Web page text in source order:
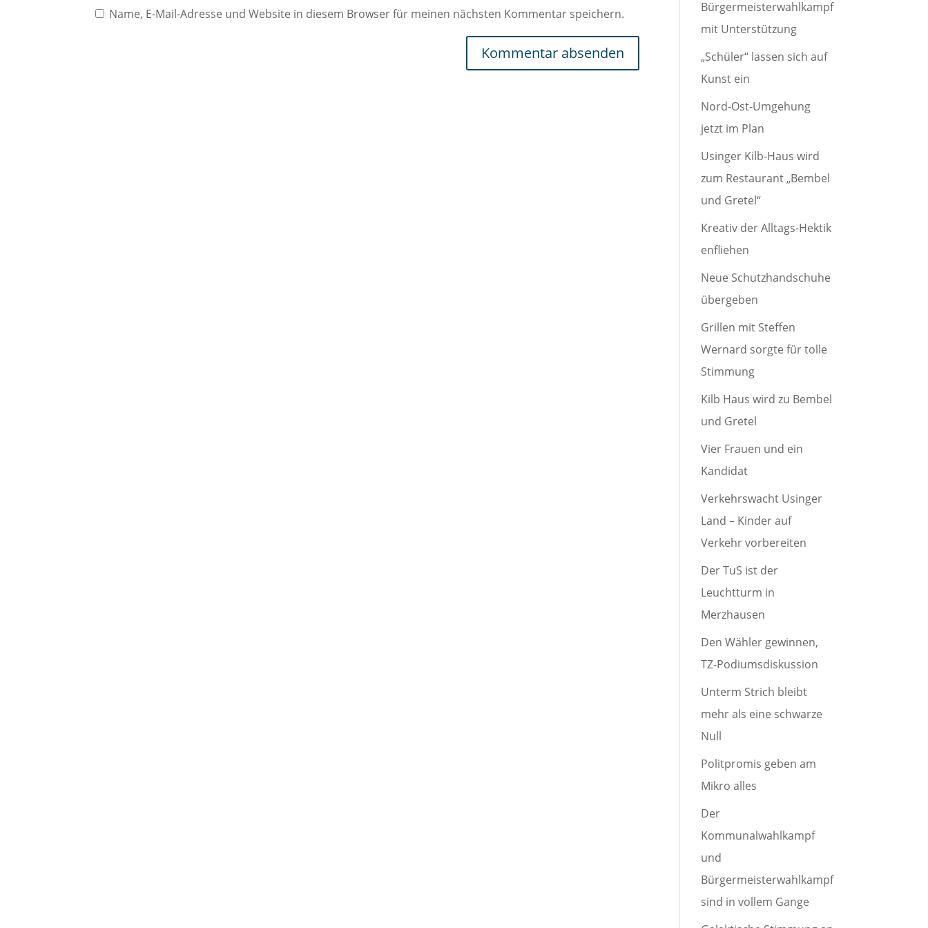
Name, E-Mail-Adresse und Website in diesem Browser für meinen nächsten Kommentar speichern.
Bürgermeisterwahlkampf
mit Unterstützung
„Schüler“ lassen sich auf
Kunst ein
Nord-Ost-Umgehung
jetzt im Plan
Usinger Kilb-Haus wird
zum Restaurant „Bembel
und Gretel“
Kreativ der Alltags-Hektik
enfliehen
Neue Schutzhandschuhe
übergeben
Grillen mit Steffen
Wernard sorgte für tolle
Stimmung
Kilb Haus wird zu Bembel
und Gretel
Vier Frauen und ein
Kandidat
Verkehrswacht Usinger
Land – Kinder auf
Verkehr vorbereiten
Der TuS ist der
Leuchtturm in
Merzhausen
Den Wähler gewinnen,
TZ-Podiumsdiskussion
Unterm Strich bleibt
mehr als eine schwarze
Null
Politpromis geben am
Mikro alles
Der
Kommunalwahlkampf
und
Bürgermeisterwahlkampf
sind in vollem Gange